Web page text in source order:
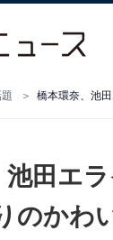
池田エ
のかわ